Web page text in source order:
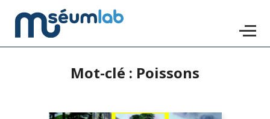
contenu
Mot-clé : Poissons